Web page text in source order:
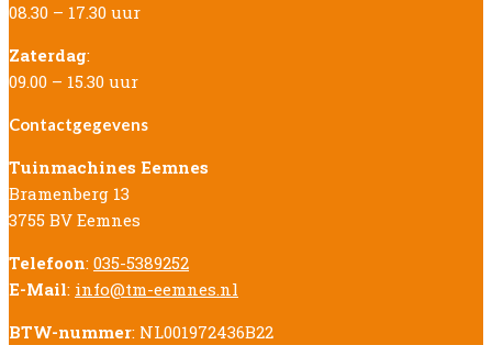
08.30 – 17.30 uur
Zaterdag:
09.00 – 15.30 uur
Contactgegevens
Tuinmachines Eemnes
Bramenberg 13
3755 BV Eemnes
Telefoon: 035-5389252
E-Mail: info@tm-eemnes.nl
BTW-nummer: NL001972436B22